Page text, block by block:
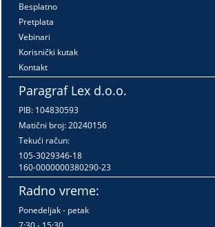
Besplatno
Pretplata
Vebinari
Korisnički kutak
Kontakt
Paragraf Lex d.o.o.
PIB: 104830593
Matični broj: 20240156
Tekući račun:
105-3029346-18
160-0000000380290-23
Radno vreme:
Ponedeljak - petak